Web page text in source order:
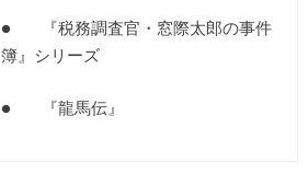
● 『税務調査官・窓際太郎の事件
簿』シリーズ
● 『龍馬伝』